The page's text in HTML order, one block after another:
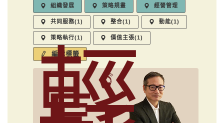
組織發展 策略規畫 經營管理
共同服務(1) 整合(1) 動能(1)
策略執行(1) 價值主張(1)
編輯標籤
輕